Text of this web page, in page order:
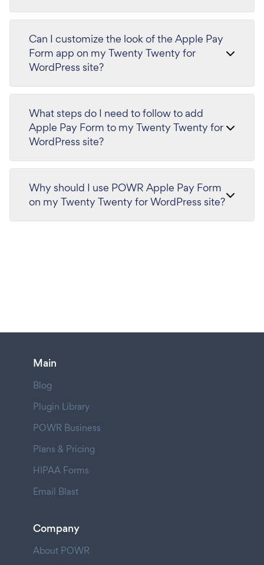
Can I customize the look of the Apple Pay
Form app on my Twenty Twenty for
WordPress site?
What steps do I need to follow to add
Apple Pay Form to my Twenty Twenty for
WordPress site?
Why should I use POWR Apple Pay Form
on my Twenty Twenty for WordPress site?
Main
Blog
Plugin Library
POWR Business
Plans & Pricing
HIPAA Forms
Email Blast
Company
About POWR